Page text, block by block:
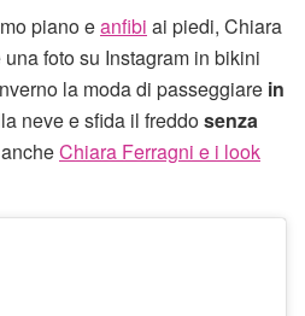
piano eanfibi ai piedi, Chiara
foto su Instagram in bikini
la moda di passeggiare in
neve e sfida il freddosenza
Chiara Ferragni e i look